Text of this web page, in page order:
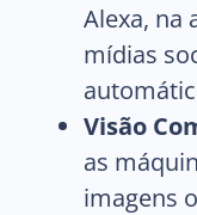
Alexa, na
mídias
Visão
as
imagens